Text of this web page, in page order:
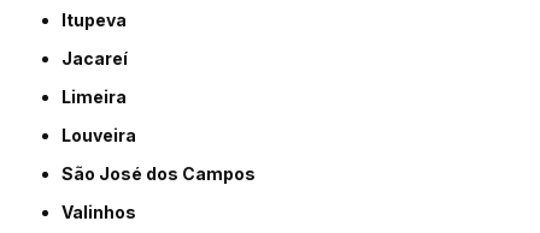
Itupeva
Jacareí
Limeira
Louveira
São José dos Campos
Valinhos